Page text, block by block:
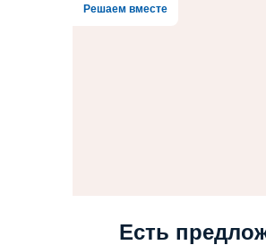
Решаем вместе
Есть